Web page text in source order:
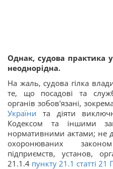
Однак, судова практика
неоднорідна.
На жаль, судова гілка
те, що посадові та
органів зобов'язані,
України та діяти
Кодексом та іншими
нормативними актами; не
охоронюваних
підприємств, установ,
21.1.4 пункту 21.1 статті 21